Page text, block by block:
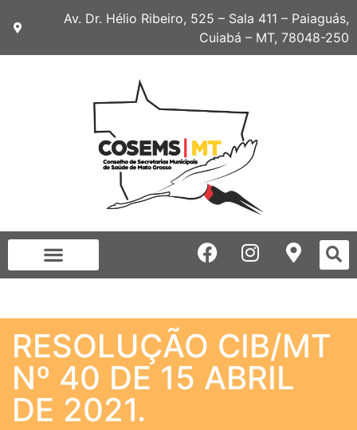
Av. Dr. Hélio Ribeiro, 525 – Sala 411 – Paiaguás,
Cuiabá – MT, 78048-250
RESOLUÇÃO CIB/MT
Nº 40 DE 15 ABRIL
DE 2021.